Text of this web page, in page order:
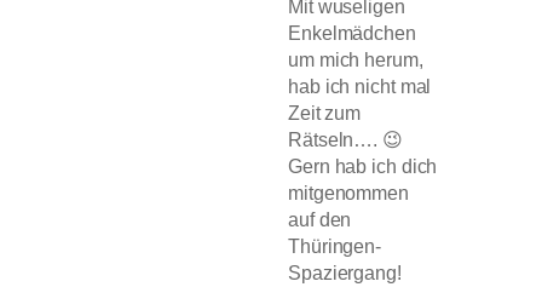
Mit wuseligen
Enkelmädchen
um mich herum,
hab ich nicht mal
Zeit zum
Rätseln…. 😉
Gern hab ich dich
mitgenommen
auf den
Thüringen-
Spaziergang!